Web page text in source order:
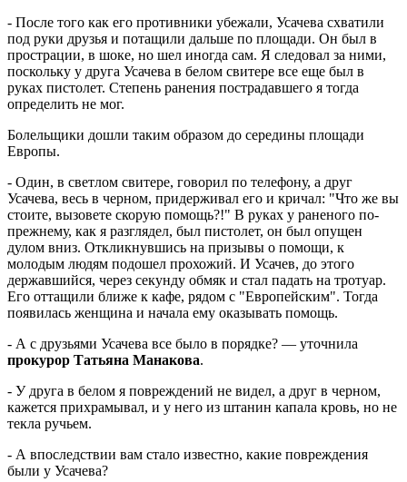
- После того как его противники убежали, Усачева схватили
под руки друзья и потащили дальше по площади. Он был в
прострации, в шоке, но шел иногда сам. Я следовал за ними,
поскольку у друга Усачева в белом свитере все еще был в
руках пистолет. Степень ранения пострадавшего я тогда
определить не мог.
Болельщики дошли таким образом до середины площади
Европы.
- Один, в светлом свитере, говорил по телефону, а друг
Усачева, весь в черном, придерживал его и кричал: "Что же вы
стоите, вызовете скорую помощь?!" В руках у раненого по-
прежнему, как я разглядел, был пистолет, он был опущен
дулом вниз. Откликнувшись на призывы о помощи, к
молодым людям подошел прохожий. И Усачев, до этого
державшийся, через секунду обмяк и стал падать на тротуар.
Его оттащили ближе к кафе, рядом с "Европейским". Тогда
появилась женщина и начала ему оказывать помощь.
- А с друзьями Усачева все было в порядке? — уточнила
прокурор Татьяна Манакова.
- У друга в белом я повреждений не видел, а друг в черном,
кажется прихрамывал, и у него из штанин капала кровь, но не
текла ручьем.
- А впоследствии вам стало известно, какие повреждения
были у Усачева?